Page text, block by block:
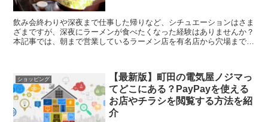
飲み会終わりや深夜まで仕事した帰りなど、シチュエーションはさま
ざまですが、深夜にラーメンが食べたくなった経験はありませんか？
本記事では、朝まで営業しているラーメン店を有名店から穴場まで、
ショッピング
【最新版】町田の電気屋ノジマっ
てどこにある？PayPayを使える
お店やチラシを閲覧する方法を紹
介